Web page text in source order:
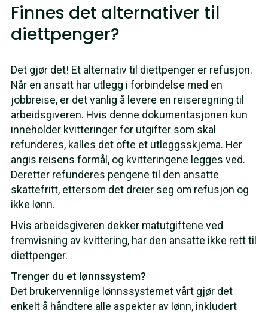
Finnes det alternativer til
diettpenger?
Det gjør det! Et alternativ til diettpenger er refusjon.
Når en ansatt har utlegg i forbindelse med en
jobbreise, er det vanlig å levere en reiseregning til
arbeidsgiveren. Hvis denne dokumentasjonen kun
inneholder kvitteringer for utgifter som skal
refunderes, kalles det ofte et utleggsskjema. Her
angis reisens formål, og kvitteringene legges ved.
Deretter refunderes pengene til den ansatte
skattefritt, ettersom det dreier seg om refusjon og
ikke lønn.
Hvis arbeidsgiveren dekker matutgiftene ved
fremvisning av kvittering, har den ansatte ikke rett til
diettpenger.
Trenger du et lønnssystem?
Det brukervennlige lønnssystemet vårt gjør det
enkelt å håndtere alle aspekter av lønn, inkludert